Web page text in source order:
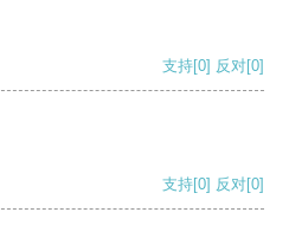
支持[0] 反对[0]
支持[0] 反对[0]